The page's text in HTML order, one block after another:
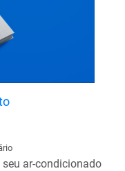
ar-condicionado